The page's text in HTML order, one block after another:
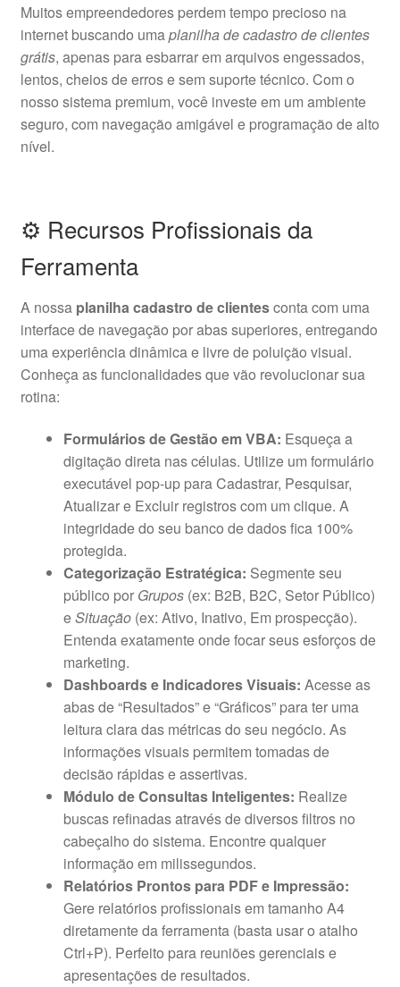
Muitos empreendedores perdem tempo precioso na
internet buscando uma planilha de cadastro de clientes
grátis, apenas para esbarrar em arquivos engessados,
lentos, cheios de erros e sem suporte técnico. Com o
nosso sistema premium, você investe em um ambiente
seguro, com navegação amigável e programação de alto
nível.
⚙️ Recursos Profissionais da
Ferramenta
A nossa planilha cadastro de clientesconta com uma
interface de navegação por abas superiores, entregando
uma experiência dinâmica e livre de poluição visual.
Conheça as funcionalidades que vão revolucionar sua
rotina:
Formulários de Gestão em VBA: Esqueça a
digitação direta nas células. Utilize um formulário
executável pop-up para Cadastrar, Pesquisar,
Atualizar e Excluir registros com um clique. A
integridade do seu banco de dados fica 100%
protegida.
Categorização Estratégica: Segmente seu
público por Grupos(ex: B2B, B2C, Setor Público)
eSituação(ex: Ativo, Inativo, Em prospecção).
Entenda exatamente onde focar seus esforços de
marketing.
Dashboards e Indicadores Visuais: Acesse as
abas de “Resultados” e “Gráficos” para ter uma
leitura clara das métricas do seu negócio. As
informações visuais permitem tomadas de
decisão rápidas e assertivas.
Módulo de Consultas Inteligentes: Realize
buscas refinadas através de diversos filtros no
cabeçalho do sistema. Encontre qualquer
informação em milissegundos.
Relatórios Prontos para PDF e Impressão:
Gere relatórios profissionais em tamanho A4
diretamente da ferramenta (basta usar o atalho
Ctrl+P). Perfeito para reuniões gerenciais e
apresentações de resultados.